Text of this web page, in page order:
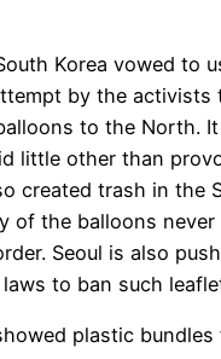
Korea vowed to
by the activists
to the North​.
little other than
​created trash in the
of the balloons never
Seoul is also
to ban such
​plastic